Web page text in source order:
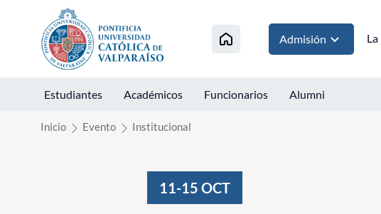
Click acá para ir directamente al contenido
Admisión
Estudiantes Académicos Funcionarios Alumni
Inicio Evento Institucional
11-15 OCT